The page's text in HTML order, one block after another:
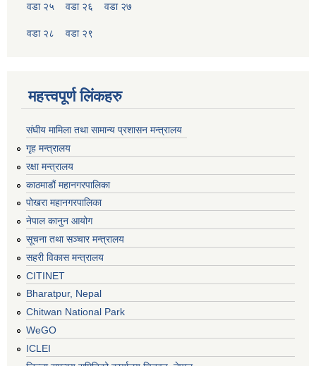
वडा २५ वडा २६ वडा २७
वडा २८ वडा २९
महत्त्वपूर्ण लिंकहरु
संघीय मामिला तथा सामान्य प्रशासन मन्त्रालय
गृह मन्त्रालय
रक्षा मन्त्रालय
काठमाडौं महानगरपालिका
पोखरा महानगरपालिका
नेपाल कानुन आयोग
सूचना तथा सञ्चार मन्त्रालय
सहरी विकास मन्त्रालय
CITINET
Bharatpur, Nepal
Chitwan National Park
WeGO
ICLEI